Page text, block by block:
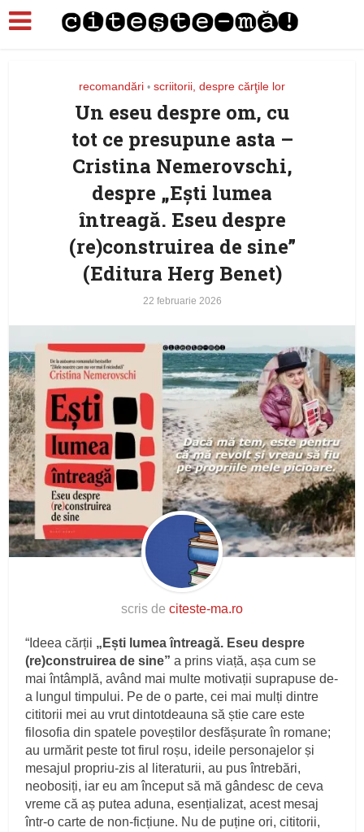
recomandări • scriitorii, despre cărţile lor
Un eseu despre om, cu
tot ce presupune asta –
Cristina Nemerovschi,
despre „Ești lumea
întreagă. Eseu despre
(re)construirea de sine”
(Editura Herg Benet)
22 februarie 2026
scris de citeste-ma.ro
“Ideea cărții „Ești lumea întreagă. Eseu despre
(re)construirea de sine” a prins viață, așa cum se
mai întâmplă, având mai multe motivații suprapuse de-
a lungul timpului. Pe de o parte, cei mai mulți dintre
cititorii mei au vrut dintotdeauna să știe care este
filosofia din spatele poveștilor desfășurate în romane;
au urmărit peste tot firul roșu, ideile personajelor și
mesajul propriu-zis al literaturii, au pus întrebări,
neobosiți, iar eu am început să mă gândesc de ceva
vreme că aș putea aduna, esențializat, acest mesaj
într-o carte de non-ficțiune. Nu de puține ori, cititorii,